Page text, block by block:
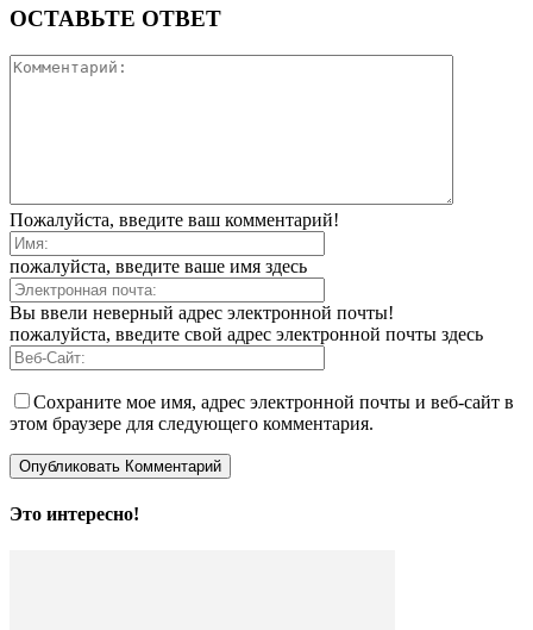
ОСТАВЬТЕ ОТВЕТ
Пожалуйста, введите ваш комментарий!
пожалуйста, введите ваше имя здесь
Вы ввели неверный адрес электронной почты!
пожалуйста, введите свой адрес электронной почты здесь
Сохраните мое имя, адрес электронной почты и веб-сайт в
этом браузере для следующего комментария.
Это интересно!